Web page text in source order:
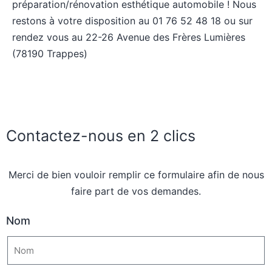
préparation/rénovation esthétique automobile ! Nous
restons à votre disposition au 01 76 52 48 18 ou sur
rendez vous au 22-26 Avenue des Frères Lumières
(78190 Trappes)
Contactez-nous en 2 clics
Merci de bien vouloir remplir ce formulaire afin de nous
faire part de vos demandes.
Nom